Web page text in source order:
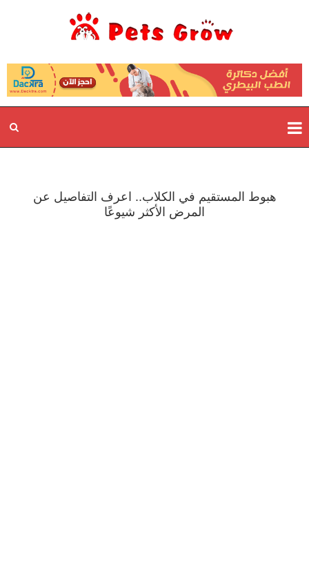
هبوط المستقيم في الكلاب.. اعرف التفاصيل عن
المرض الأكثر شيوعًا